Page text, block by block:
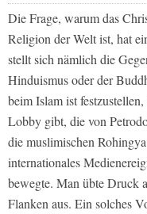
Die Frage, warum das
Religion der Welt ist, hat
stellt sich nämlich die
Hinduismus oder der
beim Islam ist
Lobby gibt, die von
die muslimischen
internationales
bewegte. Man übte Druck
Flanken aus. Ein solches